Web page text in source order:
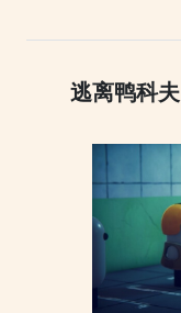
逃离鸭科夫